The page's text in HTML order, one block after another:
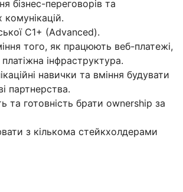
бізнес-переговорів та
C1+ (Advanced).
того, як працюють веб-платежі,
інфраструктура.
навички та вміння будувати
партнерства.
та готовність брати ownership за
з кількома стейкхолдерами